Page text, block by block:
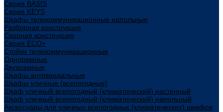
Cерия BASIS
Cерия KEYS
Шкафы телекоммуникационные напольные
Разборная конструкция
Сварная конструкция
Серия ECO+
Стойки телекоммуникационные
Однорамные
Двухрамные
Шкафы антивандальные
Шкафы уличные (всепогодные)
Шкаф уличный всепогодный (климатический) настенный
Шкаф уличный всепогодный (климатический) напольный
Аксессуары для уличных всепогодных (климатических) шкафов